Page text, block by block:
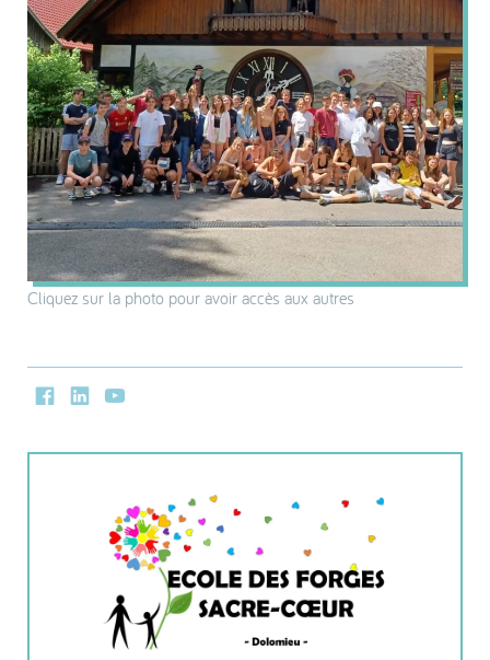
Cliquez sur la photo pour avoir accès aux autres
FacebookLinkedInYoutube